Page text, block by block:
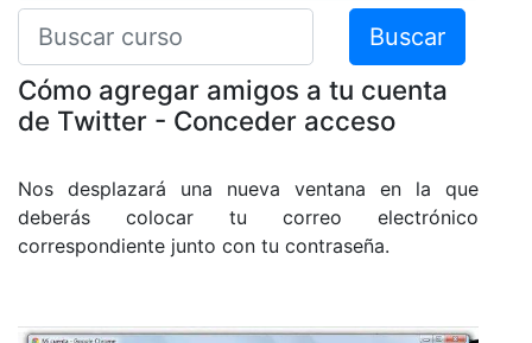
Buscar
Cómo agregar amigos a tu cuenta
de Twitter - Conceder acceso
Nos desplazará una nueva ventana en la que
deberás colocar tu correo electrónico
correspondiente junto con tu contraseña.